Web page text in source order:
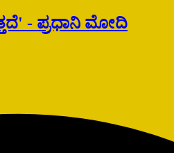
- ಪ್ರಧಾನಿ ಮೋದಿ